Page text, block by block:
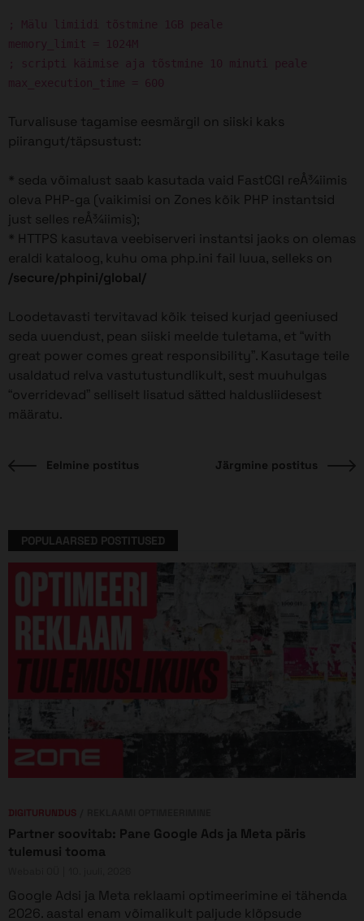
; Mälu limiidi tõstmine 1GB peale
memory_limit = 1024M
; scripti käimise aja tõstmine 10 minuti peale
max_execution_time = 600
Turvalisuse tagamise eesmärgil on siiski kaks
piirangut/täpsustust:
* seda võimalust saab kasutada vaid FastCGI reÅ¾iimis
oleva PHP-ga (vaikimisi on Zones kõik PHP instantsid
just selles reÅ¾iimis);
* HTTPS kasutava veebiserveri instantsi jaoks on olemas
eraldi kataloog, kuhu oma php.ini fail luua, selleks on
/secure/phpini/global/
Loodetavasti tervitavad kõik teised kurjad geeniused
seda uuendust, pean siiski meelde tuletama, et “with
great power comes great responsibility”. Kasutage teile
usaldatud relva vastutustundlikult, sest muuhulgas
“overridevad” selliselt lisatud sätted haldusliidesest
määratu.
Navigeerimine
Eelmine postitus Järgmine postitus
POPULAARSED POSTITUSED
DIGITURUNDUS
Partner soovitab: Pane Google Ads ja Meta päris
tulemusi tooma
Google Adsi ja Meta reklaami optimeerimine ei tähenda
2026. aastal enam võimalikult paljude klõpsude